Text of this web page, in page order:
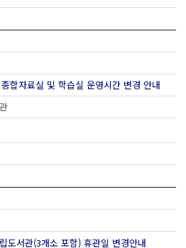
합자료실 및 학습실 운영시간 변경 안내
도서관(3개소 포함) 휴관일 변경안내